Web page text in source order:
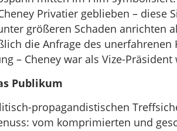
Privatier geblieben – diese
größeren Schaden anrichten
die Anfrage des unerfahrenen
– Cheney war als Vize-Präsident
Publikum
propagandistischen
vom komprimierten und